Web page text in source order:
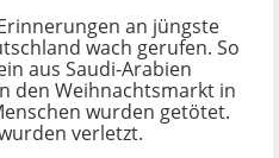
an jüngste
wach gerufen. So
aus Saudi-Arabien
den Weihnachtsmarkt in
wurden getötet.
verletzt.